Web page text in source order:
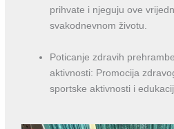
prihvate i njeguju ove
svakodnevnom životu.
Poticanje zdravih
aktivnosti: Promocija
sportske aktivnosti i